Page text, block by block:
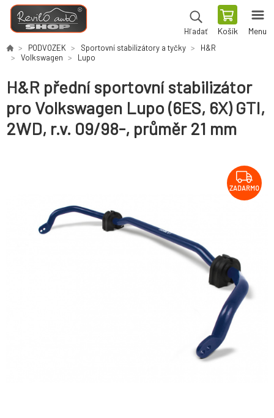
Hľadať Košík Menu
PODVOZEK Sportovní stabilizátory a tyčky
H&R
Volkswagen
Lupo
H&R přední sportovní stabilizátor
pro Volkswagen Lupo (6ES, 6X) GTI,
2WD, r.v. 09/98-, průměr 21 mm
ZADARMO